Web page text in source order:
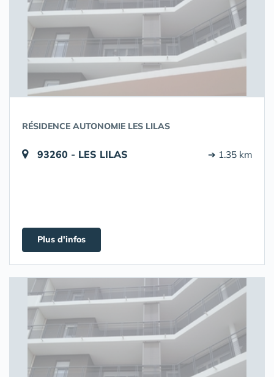
RÉSIDENCE AUTONOMIE LES LILAS
93260 - LES LILAS ➔ 1.35 km
Plus d'infos